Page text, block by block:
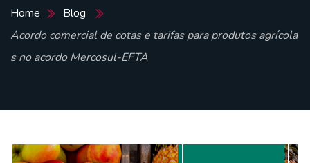
Home
Blog
Acordo comercial de cotas e tarifas para produtos agrícola
s no acordo Mercosul-EFTA